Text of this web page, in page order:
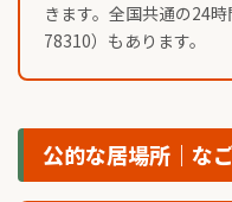
きます。全国共通の24
78310）もあります。
公的な居場所｜な